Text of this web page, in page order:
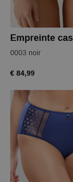
0003 noir
€ 84,99